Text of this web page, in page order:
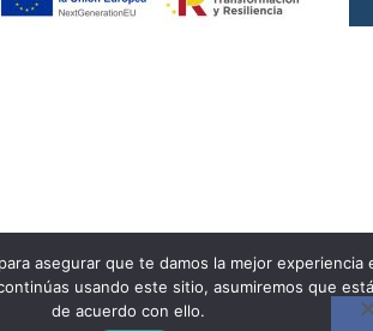
asegurar que te damos la mejor experiencia
usando este sitio, asumiremos que
de acuerdo con ello.